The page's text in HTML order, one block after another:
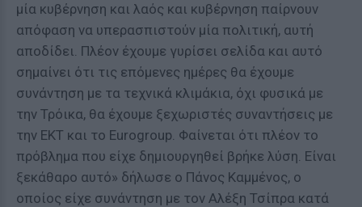
μία κυβέρνηση και λαός και κυβέρνηση παίρνουν
απόφαση να υπερασπιστούν μία πολιτική, αυτή
αποδίδει. Πλέον έχουμε γυρίσει σελίδα και αυτό
σημαίνει ότι τις επόμενες ημέρες θα έχουμε
συνάντηση με τα τεχνικά κλιμάκια, όχι φυσικά με
την Τρόικα, θα έχουμε ξεχωριστές συναντήσεις με
την ΕΚΤ και το Eurogroup. Φαίνεται ότι πλέον το
πρόβλημα που είχε δημιουργηθεί βρήκε λύση. Είναι
ξεκάθαρο αυτό» δήλωσε ο Πάνος Καμμένος, ο
οποίος είχε συνάντηση με τον Αλέξη Τσίπρα κατά